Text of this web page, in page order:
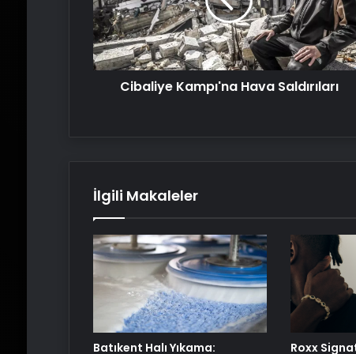
Cibaliye Kampı'na Hava Saldırıları
İlgili Makaleler
Batıkent Halı Yıkama: Roxx